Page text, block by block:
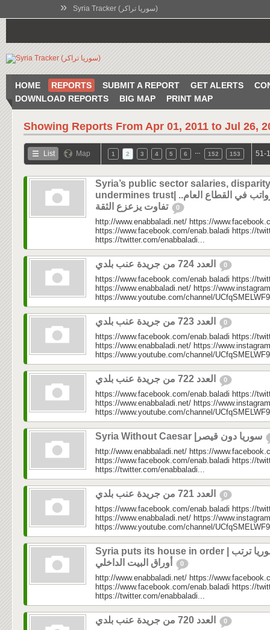
» Syria Tracker (سوريا تراكر)
HOME REPORTS SUBMIT A REPORT GET ALERTS
DOWNLOAD REPORTS
BIG MAP PRINT MAP
Showing Reports From Apr 01, 2011 to Jul 26,
List Map 1 2 3 4 5 6 152 153 51-
Syria’s public sector salaries, disparity
undermines trust| الرواتب في القطاع العام..
تفاوت يزعزع الثقة
0
http://www.enabbaladi.net/ https://
https://www.facebook.com/enab.baladi https://
https://twitter.com/enabbaladi...
0
https://www.facebook.com/enab.baladi https://
https://www.enabbaladi.net/ https://
https://www.youtube.com/channel/
0
https://www.facebook.com/enab.baladi https://
https://www.enabbaladi.net/ https://
https://www.youtube.com/channel/
0
https://www.facebook.com/enab.baladi https://
https://www.enabbaladi.net/ https://
https://www.youtube.com/channel/
http://www.enabbaladi.net/ https://
https://www.facebook.com/enab.baladi https://
https://twitter.com/enabbaladi...
0
https://www.facebook.com/enab.baladi https://
https://www.enabbaladi.net/ https://
https://www.youtube.com/channel/
Syria puts its house in order | سوريا ترتب
0
http://www.enabbaladi.net/ https://
https://www.facebook.com/enab.baladi https://
https://twitter.com/enabbaladi...
0